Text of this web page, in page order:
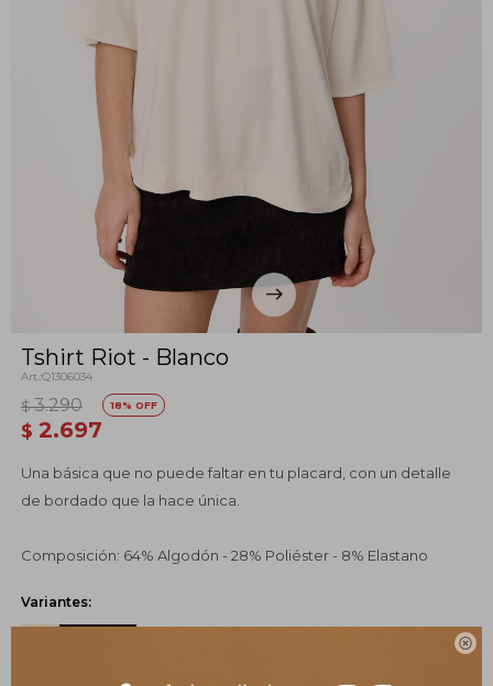

Tshirt Riot - Blanco
Q1306034
$ 2.697
$ 3.290 18
Una básica que no puede faltar en tu placard, con un detalle
de bordado que la hace única.
Composición: 64% Algodón - 28% Poliéster - 8% Elastano
Variantes: